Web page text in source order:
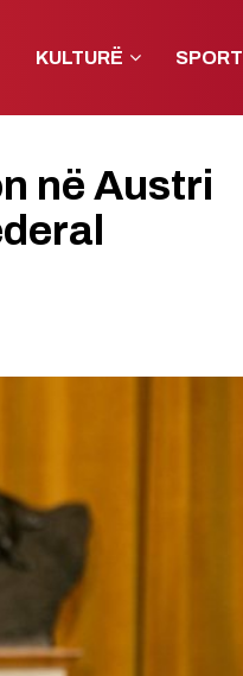
KULTURË SPORT
në Austri